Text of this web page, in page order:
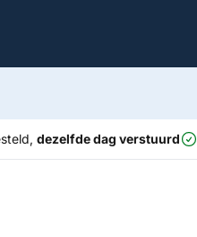
dezelfde dag verstuurd